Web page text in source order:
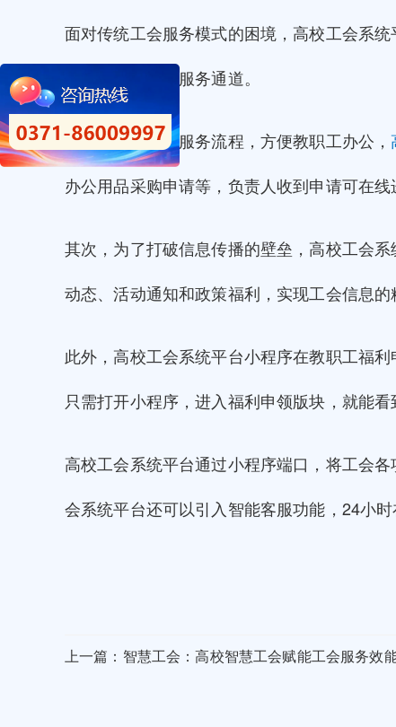
面对传统工会服务模式的困境，高校工会系
工搭建一条快捷服务通道。
首先，为了简化服务流程，方便教职工办公，
办公用品采购申请等，负责人收到申请可在
其次，为了打破信息传播的壁垒，高校工会
动态、活动通知和政策福利，实现工会信息的
此外，高校工会系统平台小程序在教职工福
只需打开小程序，进入福利申领版块，就能看
高校工会系统平台通过小程序端口，将工会
会系统平台还可以引入智能客服功能，24小
上一篇：智慧工会：高校智慧工会赋能工会服务效